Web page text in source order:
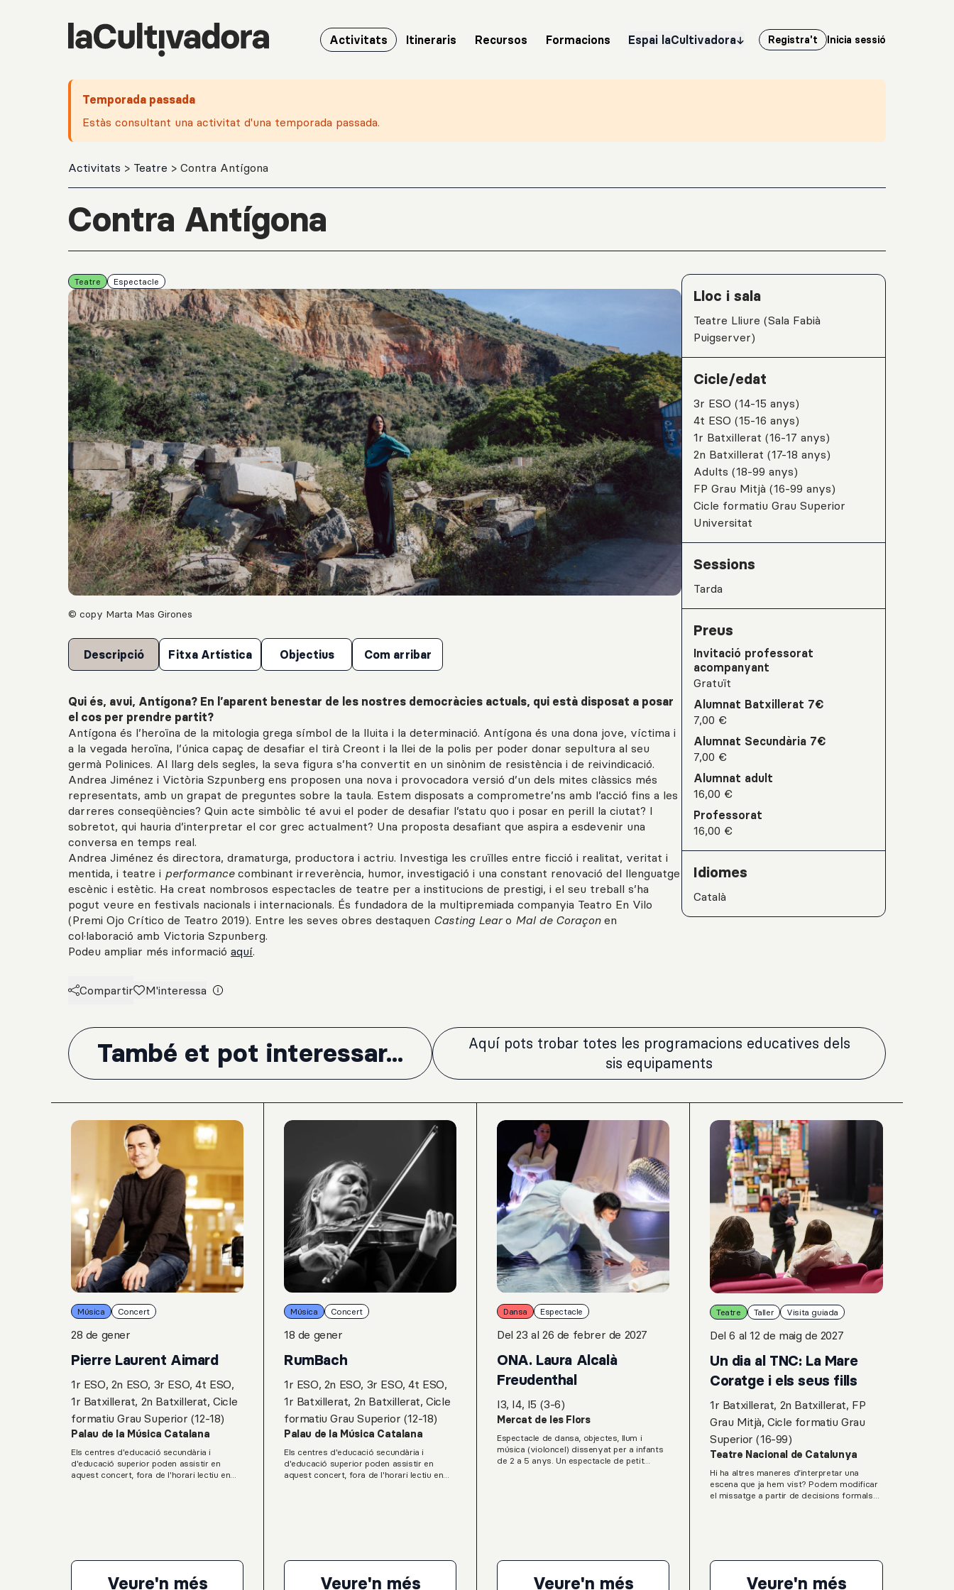
Activitats Itineraris Recursos Formacions Espai laCultivadora Registra't Inicia sessió
Temporada passada
Estàs consultant una activitat d'una temporada passada.
Activitats > Teatre > Contra Antígona
Contra Antígona
© copy Marta Mas Girones
Teatre Espectacle
Descripció Fitxa Artística Objectius Com arribar
Qui és, avui, Antígona? En l’aparent benestar de les nostres democràcies actuals, qui està disposat a posar
el cos per prendre partit?
Antígona és l’heroïna de la mitologia grega símbol de la lluita i la determinació. Antígona és una dona jove, víctima i
a la vegada heroïna, l’única capaç de desafiar el tirà Creont i la llei de la polis per poder donar sepultura al seu
germà Polinices. Al llarg dels segles, la seva figura s’ha convertit en un sinònim de resistència i de reivindicació.
Andrea Jiménez i Victòria Szpunberg ens proposen una nova i provocadora versió d’un dels mites clàssics més
representats, amb un grapat de preguntes sobre la taula. Estem disposats a comprometre’ns amb l’acció fins a les
darreres conseqüències? Quin acte simbòlic té avui el poder de desafiar l’statu quo i posar en perill la ciutat? I
sobretot, qui hauria d’interpretar el cor grec actualment? Una proposta desafiant que aspira a esdevenir una
conversa en temps real.
Andrea Jiménez és directora, dramaturga, productora i actriu. Investiga les cruïlles entre ficció i realitat, veritat i
mentida, i teatre i performance combinant irreverència, humor, investigació i una constant renovació del llenguatge
escènic i estètic. Ha creat nombrosos espectacles de teatre per a institucions de prestigi, i el seu treball s’ha
pogut veure en festivals nacionals i internacionals. És fundadora de la multipremiada companyia Teatro En Vilo
(Premi Ojo Crítico de Teatro 2019). Entre les seves obres destaquen Casting Learo Mal de Coraçonen
col·laboració amb Victoria Szpunberg.
Podeu ampliar més informació aquí.
Compartir M'interessa
Detalls de l'activitat
Lloc i sala
Teatre Lliure (Sala Fabià
Puigserver)
Cicle/edat
3r ESO (14-15 anys)
4t ESO (15-16 anys)
1r Batxillerat (16-17 anys)
2n Batxillerat (17-18 anys)
Adults (18-99 anys)
FP Grau Mitjà (16-99 anys)
Cicle formatiu Grau Superior
Universitat
Sessions
tarda
Preus
Invitació professorat
acompanyant
Gratuït
Alumnat Batxillerat 7€
7,00 €
Alumnat Secundària 7€
7,00 €
Alumnat adult
16,00 €
Professorat
16,00 €
Idiomes
Català
També et pot interessar...
Aquí pots trobar totes les programacions educatives dels
sis equipaments
Música Concert
28 de gener
Pierre Laurent Aimard
1r ESO, 2n ESO, 3r ESO, 4t ESO,
1r Batxillerat, 2n Batxillerat, Cicle
formatiu Grau Superior (12-18)
Palau de la Música Catalana
Els centres d'educació secundària i
d'educació superior poden assistir en
aquest concert, fora de l'horari lectiu en
Veure'n més
Música Concert
18 de gener
RumBach
1r ESO, 2n ESO, 3r ESO, 4t ESO,
1r Batxillerat, 2n Batxillerat, Cicle
formatiu Grau Superior (12-18)
Palau de la Música Catalana
Els centres d'educació secundària i
d'educació superior poden assistir en
aquest concert, fora de l'horari lectiu en
percussió (estrena a l’Estat espanyol)
Veure'n més
Dansa Espectacle
Del 23 al 26 de febrer de 2027
ONA. Laura Alcalà
Freudenthal
I3, I4, I5 (3-6)
Mercat de les Flors
Espectacle de dansa, objectes, llum i
música (violoncel) dissenyat per a infants
de 2 a 5 anys. Un espectacle de petit
creació d’espectacles, treballa en projectes
educatius a les aules i coordinant equips o
fent formació amb mestres (LaCultivadora,
Veure'n més
Teatre Taller Visita guiada
Del 6 al 12 de maig de 2027
Un dia al TNC: La Mare
Coratge i els seus fills
1r Batxillerat, 2n Batxillerat, FP
Grau Mitjà, Cicle formatiu Grau
Superior (16-99)
Teatre Nacional de Catalunya
Hi ha altres maneres d’interpretar una
escena que ja hem vist? Podem modificar
el missatge a partir de decisions formals?
seus fills i, posteriorment, gaudir d’un taller
de creació a partir de l'espectacle.Serà tot
un entrenament de la mirada crítica a
Veure'n més